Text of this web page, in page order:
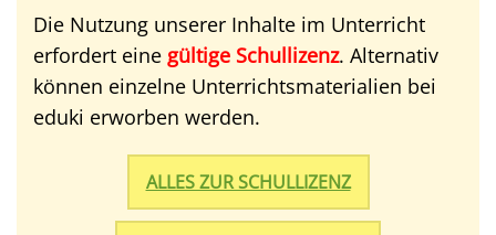
Die Nutzung unserer Inhalte im Unterricht
erfordert eine gültige Schullizenz. Alternativ
können einzelne Unterrichtsmaterialien bei
eduki erworben werden.
ALLES ZUR SCHULLIZENZ